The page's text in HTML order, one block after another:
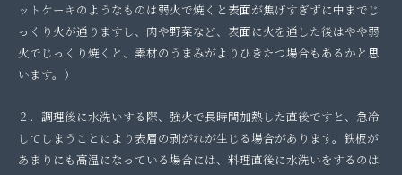
ットケーキのようなものは弱火で焼くと表面が焦げすぎずに中までじ
っくり火が通りますし、肉や野菜など、表面に火を通した後はやや弱
火でじっくり焼くと、素材のうまみがよりひきたつ場合もあるかと思
います。）
２．調理後に水洗いする際、強火で長時間加熱した直後ですと、急冷
してしまうことにより表層の剥がれが生じる場合があります。鉄板が
あまりにも高温になっている場合には、料理直後に水洗いをするのは